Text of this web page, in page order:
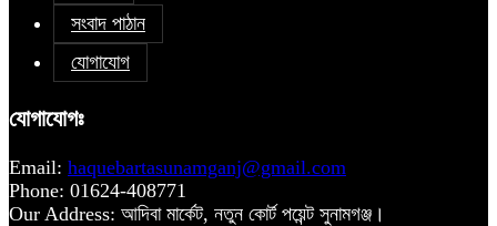
সংবাদ পাঠান
যোগাযোগ
যোগাযোগঃ
Email: haquebartasunamganj@gmail.com
Phone: 01624-408771
Our Address: আদিবা মার্কেট, নতুন কোর্ট পয়েন্ট সুনামগঞ্জ।